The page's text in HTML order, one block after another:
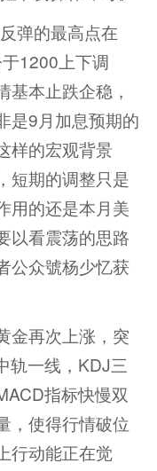
弹的最高点在
1200上下调
基本止跌企稳，
是9月加息预期的
样的宏观背景
短期的调整只是
用的还是本月美
以看震荡的思路
公众號杨少忆获
再次上涨，突
轨一线，KDJ三
指标快慢双
，使得行情破位
行动能正在觉